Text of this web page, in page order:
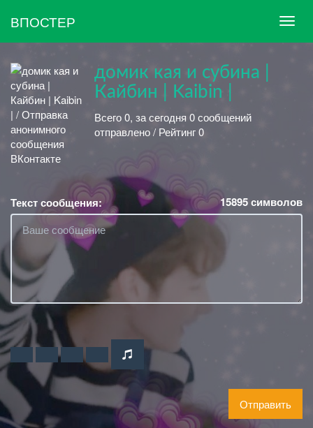
ВПОСТЕР
домик кая и субина |
Кайбин | Kaibin |
Всего 0, за сегодня 0 сообщений
отправлено / Рейтинг 0
Текст сообщения: 15895символов
Отправить